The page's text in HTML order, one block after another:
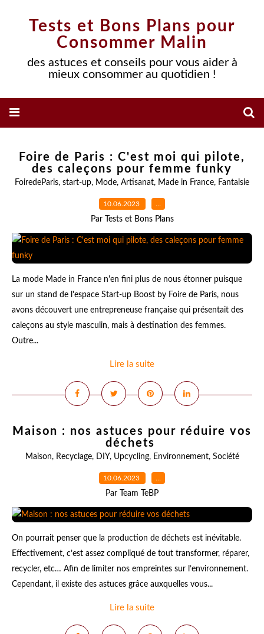
Tests et Bons Plans pour
Consommer Malin
des astuces et conseils pour vous aider à
mieux consommer au quotidien !
Foire de Paris : C'est moi qui pilote,
des caleçons pour femme funky
FoiredeParis, start-up, Mode, Artisanat, Made in France, Fantaisie
10.06.2023 …
Par Tests et Bons Plans
La mode Made in France n'en fini plus de nous étonner puisque
sur un stand de l'espace Start-up Boost by Foire de Paris, nous
avons découvert une entrepreneuse française qui présentait des
caleçons au style masculin, mais à destination des femmes.
Outre...
Lire la suite
Maison : nos astuces pour réduire vos
déchets
Maison, Recyclage, DIY, Upcycling, Environnement, Société
10.06.2023 …
Par Team TeBP
On pourrait penser que la production de déchets est inévitable.
Effectivement, c’est assez compliqué de tout transformer, réparer,
recycler, etc… Afin de limiter nos empreintes sur l’environnement.
Cependant, il existe des astuces grâce auxquelles vous...
Lire la suite